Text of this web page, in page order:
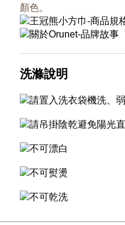
顏色。
洗滌說明